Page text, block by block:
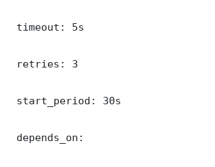
timeout: 5s
retries: 3
start_period: 30s
depends_on: